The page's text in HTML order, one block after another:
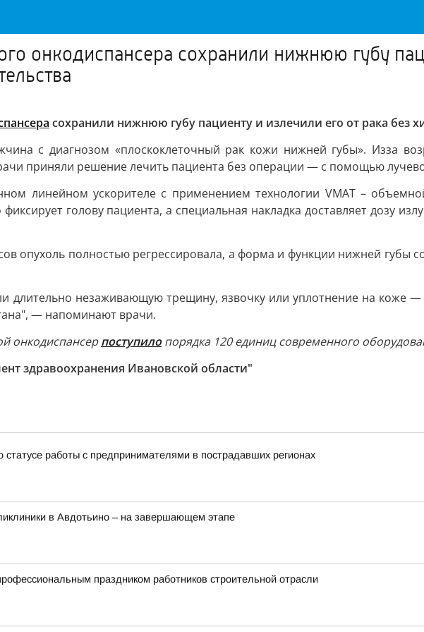
онкодиспансера сохранили нижнюю губу
сохранили нижнюю губу пациенту и излечили его от рака без
с диагнозом «плоскоклеточный рак кожи нижней губы». Изза
приняли решение лечить пациента без операции — с помощью
линейном ускорителе с применением технологии VMAT –
голову пациента, а специальная накладка доставляет дозу
опухоль полностью регрессировала, а форма и функции нижней губы
длительно незаживающую трещину, язвочку или уплотнение на коже —
— напоминают врачи.
онкодиспансерпоступилопорядка 120 единиц современного
здравоохранения Ивановской области"
статусе работы с предпринимателями в пострадавших регионах
в Авдотьино – на завершающем этапе
праздником работников строительной отрасли